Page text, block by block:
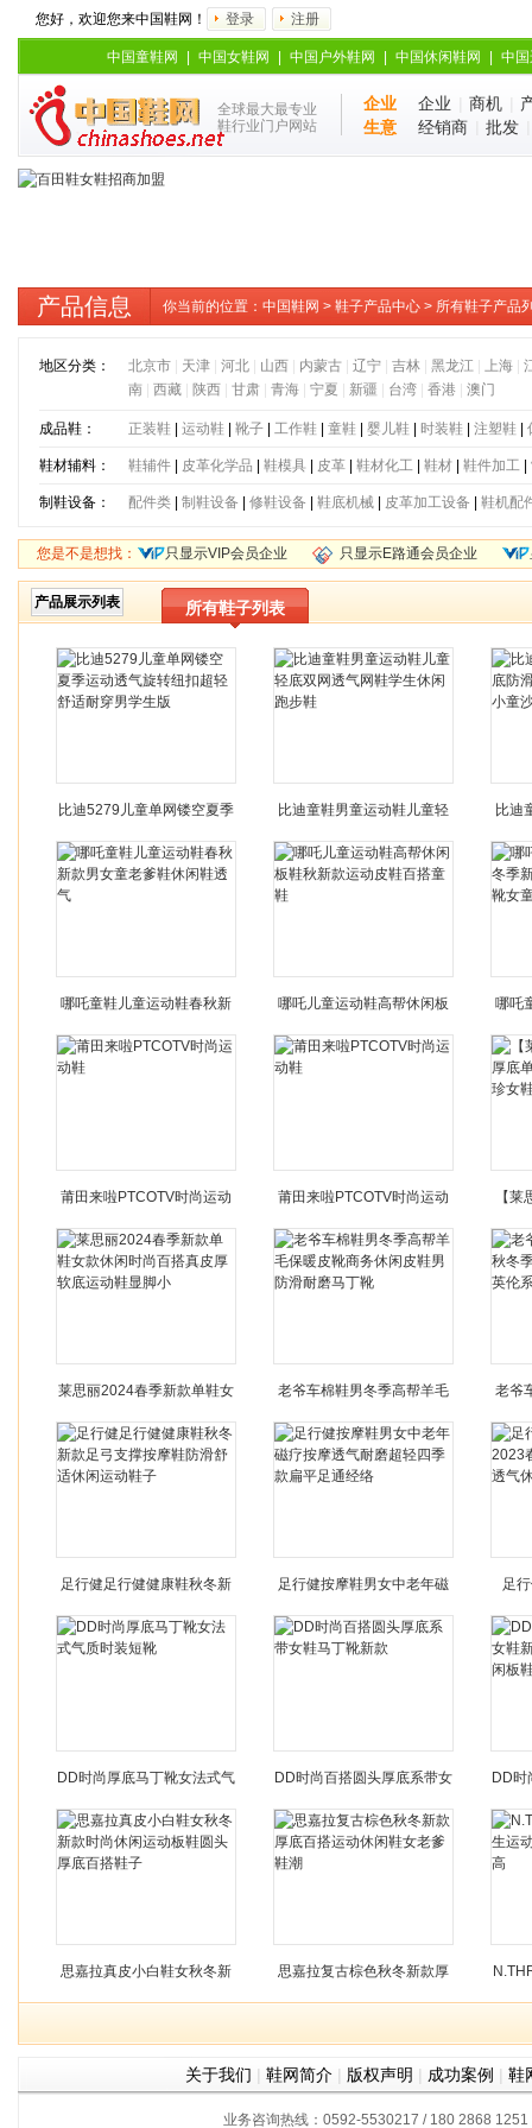
您好，欢迎您来中国鞋网！ 登录 注册
中国童鞋网 中国女鞋网 中国户外鞋网 中国休闲鞋网 中
全球最大最专业
鞋行业门户网站
企业
生意
企业 商机
经销商
批发
产品信息 你当前的位置： 中国鞋网 > 鞋子产品中心 > 所有鞋子产品
地区分类： 北京市| 天津| 河北| 山西| 内蒙古| 辽宁| 吉林| 黑龙江 上海|
南| 西藏| 陕西| 甘肃| 青海| 宁夏 新疆 台湾| 香港| 澳门
成品鞋： 正装鞋| 运动鞋| 靴子| 工作鞋| 童鞋| 婴儿鞋| 时装鞋| 注塑鞋|
鞋材辅料： 鞋辅件| 皮革化学品 鞋模具 皮革| 鞋材化工| 鞋材| 鞋件加工|
制鞋设备： 配件类| 制鞋设备 修鞋设备 鞋底机械| 皮革加工设备 鞋机配
您是不是想找： 只显示VIP会员企业 只显示E路通会员企业
产品展示列表 所有鞋子列表
比迪5279儿童单网镂空夏季
运动透气旋转纽扣超轻舒适
比迪童鞋男童运动鞋儿童轻
底双网透气网鞋学生休闲跑
比迪
防滑
哪吒童鞋儿童运动鞋春秋新
款男女童老爹鞋休闲鞋透气
哪吒儿童运动鞋高帮休闲板
鞋秋新款运动皮鞋百搭童鞋
哪吒
季新
莆田来啦PTCOTV时尚运动
鞋
莆田来啦PTCOTV时尚运动
鞋
【
底单
莱思丽2024春季新款单鞋女
款休闲时尚百搭真皮厚软底
老爷车棉鞋男冬季高帮羊毛
保暖皮靴商务休闲皮鞋男防
老爷
冬季
足行健足行健健康鞋秋冬新
款足弓支撑按摩鞋防滑舒适
足行健按摩鞋男女中老年磁
疗按摩透气耐磨超轻四季款
足
2023
DD时尚厚底马丁靴女法式气
质时装短靴
DD时尚百搭圆头厚底系带女
鞋马丁靴新款
DD时
新款
思嘉拉真皮小白鞋女秋冬新 思嘉拉复古棕色秋冬新款厚
潮
关于我们 | 鞋网简介 | 版权声明 | 成功案例 | 鞋
业务咨询热线：0592-5530217 / 180 2868 1251